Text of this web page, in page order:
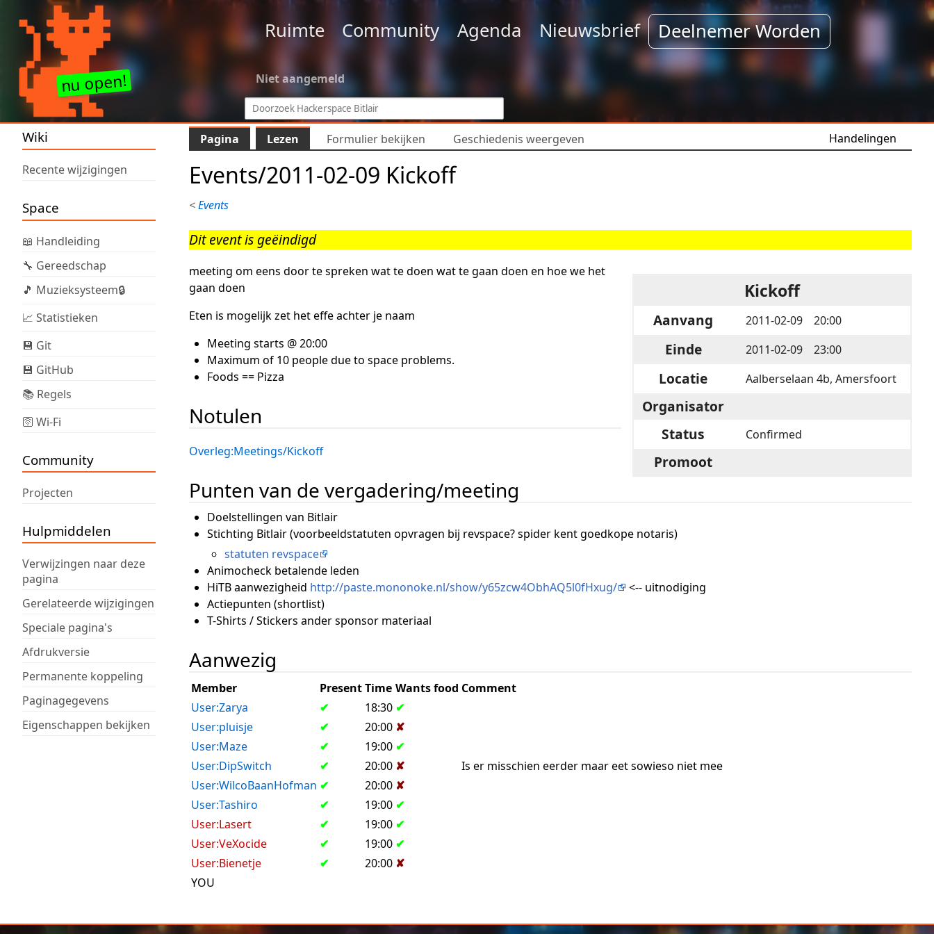
Ruimte Community Agenda Nieuwsbrief Deelnemer Worden
Niet aangemeld
Wiki
Recente wijzigingen
Space
📖 Handleiding
🔧 Gereedschap
🎵 Muzieksysteem🔒
📈 Statistieken
💾 Git
💾 GitHub
📚 Regels
🛜 Wi-Fi
Community
Projecten
Hulpmiddelen
Verwijzingen naar deze
pagina
Gerelateerde wijzigingen
Speciale pagina's
Afdrukversie
Permanente koppeling
Paginagegevens
Eigenschappen bekijken
Pagina Lezen Formulier bekijken Geschiedenis weergeven Handelingen
Events/2011-02-09 Kickoff
<Events
Dit event is geëindigd
Kickoff
Aanvang 2011-02-09󠀠󠀠󠀠 20:00
Einde 2011-02-09󠀠󠀠󠀠 23:00
Locatie Aalberselaan 4b, Amersfoort
Organisator
Status
Confirmed
Promoot
meeting om eens door te spreken wat te doen wat te gaan doen en hoe we het
gaan doen
Eten is mogelijk zet het effe achter je naam
Meeting starts @ 20:00
Maximum of 10 people due to space problems.
Foods == Pizza
Notulen
Overleg:Meetings/Kickoff
Punten van de vergadering/meeting
Doelstellingen van Bitlair
Stichting Bitlair (voorbeeldstatuten opvragen bij revspace? spider kent goedkope notaris)
statuten revspace
Animocheck betalende leden
HiTB aanwezigheid http://paste.mononoke.nl/show/y65zcw4ObhAQ5l0fHxug/
<-- uitnodiging
Actiepunten (shortlist)
T-Shirts / Stickers ander sponsor materiaal
Aanwezig
Member PresentTime Wants food Comment
User:Zarya
✔ 18:30 ✔
User:pluisje
✔ 20:00 ✘
User:Maze
✔ 19:00 ✔
User:DipSwitch
✔ 20:00 ✘
Is er misschien eerder maar eet sowieso niet mee
User:WilcoBaanHofman ✔ 20:00 ✘
User:Tashiro
✔ 19:00 ✔
User:Lasert
✔ 19:00 ✔
User:VeXocide
✔ 19:00 ✔
User:Bienetje
✔ 20:00 ✘
YOU